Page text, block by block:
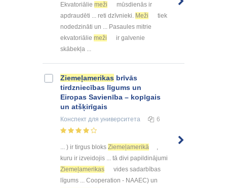
Ekvatoriālie meži
mūsdienās ir
apdraudēti ... reti dzīvnieki. Meži
tiek
nodedzināti un ... Pasaules mitrie
ekvatoriālie meži
ir galvenie
skābekļa ...
Ziemeļamerikas brīvās
tirdzniecības līgums un
Eiropas Savienība – kopīgais
un atšķirīgais
Конспект для университета 6
... ) ir tirgus bloks Ziemeļamerikā
kuru ir izveidojis ... tā divi papildinājumi
Ziemeļamerikas
vides sadarbības
līgums ... Cooperation - NAAEC) un